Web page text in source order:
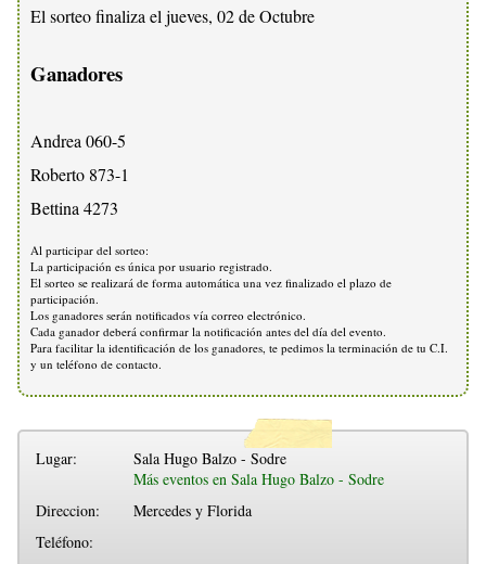
El sorteo finaliza el jueves, 02 de Octubre
Ganadores
Andrea 060-5
Roberto 873-1
Bettina 4273
Al participar del sorteo:
La participación es única por usuario registrado.
El sorteo se realizará de forma automática una vez finalizado el plazo de
participación.
Los ganadores serán notificados vía correo electrónico.
Cada ganador deberá confirmar la notificación antes del día del evento.
Para facilitar la identificación de los ganadores, te pedimos la terminación de tu C.I.
y un teléfono de contacto.
Lugar:
Sala Hugo Balzo - Sodre
Más eventos en Sala Hugo Balzo - Sodre
Direccion:
Mercedes y Florida
Teléfono: